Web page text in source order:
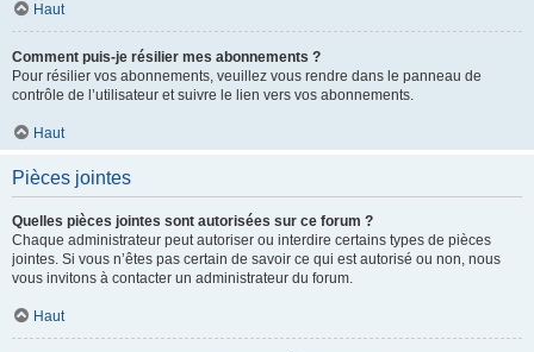
Haut
Comment puis-je résilier mes abonnements ?
Pour résilier vos abonnements, veuillez vous rendre dans le panneau de
contrôle de l’utilisateur et suivre le lien vers vos abonnements.
Haut
Pièces jointes
Quelles pièces jointes sont autorisées sur ce forum ?
Chaque administrateur peut autoriser ou interdire certains types de pièces
jointes. Si vous n’êtes pas certain de savoir ce qui est autorisé ou non, nous
vous invitons à contacter un administrateur du forum.
Haut